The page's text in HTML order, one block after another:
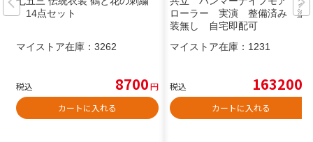
14点セット
マイストア在庫： 3262
税込 8700円
カートに入れる
ローラー 実演 整備済み 塗
装無し 自宅即配可
マイストア在庫： 1231
税込 163200
カートに入れる